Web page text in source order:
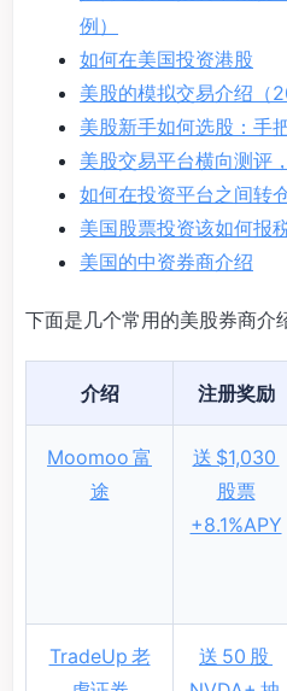
例）
如何在美国投资港股
美股的模拟交易介绍（
美股新手如何选股：手
美股交易平台横向测评
如何在投资平台之间转
美国股票投资该如何报
美国的中资券商介绍
下面是几个常用的美股券商介
介绍 注册奖励
Moomoo 富
途
送 $1,030
股票
+8.1%APY
TradeUp 老
送 50 股